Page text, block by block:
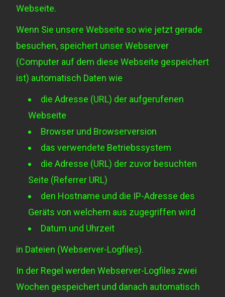
Webseite.
Wenn Sie unsere Webseite so wie jetzt gerade
besuchen, speichert unser Webserver
(Computer auf dem diese Webseite gespeichert
ist) automatisch Daten wie
die Adresse (URL) der aufgerufenen
Webseite
Browser und Browserversion
das verwendete Betriebssystem
die Adresse (URL) der zuvor besuchten
Seite (Referrer URL)
den Hostname und die IP-Adresse des
Geräts von welchem aus zugegriffen wird
Datum und Uhrzeit
in Dateien (Webserver-Logfiles).
In der Regel werden Webserver-Logfiles zwei
Wochen gespeichert und danach automatisch